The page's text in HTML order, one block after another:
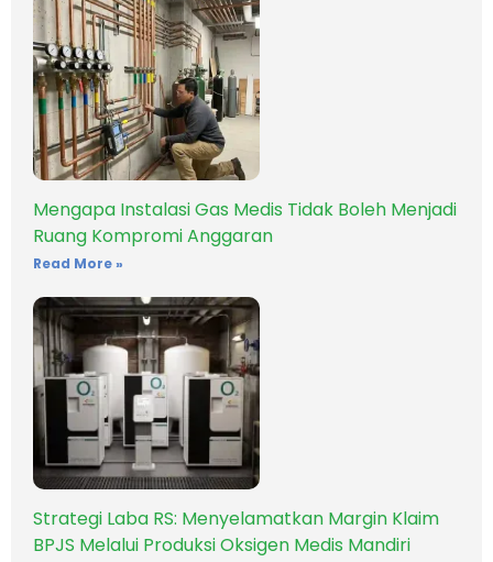
Mengapa Instalasi Gas Medis Tidak Boleh Menjadi
Ruang Kompromi Anggaran
Read More »
Strategi Laba RS: Menyelamatkan Margin Klaim
BPJS Melalui Produksi Oksigen Medis Mandiri